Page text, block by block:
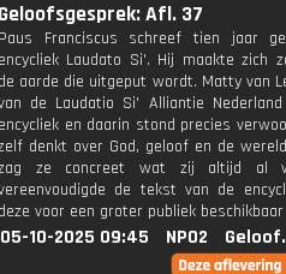
Geloofsgesprek: Afl. 37
Paus Franciscus schreef tien jaar
encycliek Laudato Si'. Hij maakte zich
de aarde die uitgeput wordt. Matty van
de Laudatio Si' Alliantie
encycliek en daarin stond precies
denkt over God, geloof en de
ze concreet wat zij altijd al
de tekst van de
deze voor een groter publiek
05-10-2025 09:45 NPO2